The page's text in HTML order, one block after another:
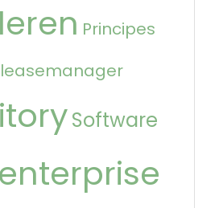
Principes
Software